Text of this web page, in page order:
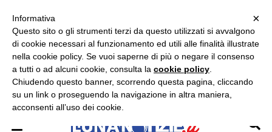
ASCOLTA RADIO LUNA
×
×
Informativa
Questo sito o gli strumenti terzi da questo utilizzati si avvalgono
di cookie necessari al funzionamento ed utili alle finalità illustrate
nella cookie policy. Se vuoi saperne di più o negare il consenso
a tutti o ad alcuni cookie, consulta la cookie policy
Chiudendo questo banner, scorrendo questa pagina, cliccando
su un link o proseguendo la navigazione in altra maniera,
acconsenti all’uso dei cookie.